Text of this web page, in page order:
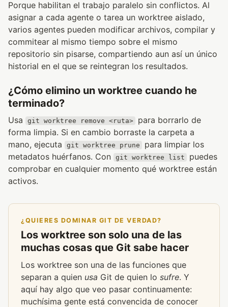
Porque habilitan el trabajo paralelo sin conflictos. Al
asignar a cada agente o tarea un worktree aislado,
varios agentes pueden modificar archivos, compilar y
commitear al mismo tiempo sobre el mismo
repositorio sin pisarse, compartiendo aun así un único
historial en el que se reintegran los resultados.
¿Cómo elimino un worktree cuando he
terminado?
Usa git worktree remove <ruta>
para borrarlo de
forma limpia. Si en cambio borraste la carpeta a
mano, ejecuta
git worktree prune
para limpiar los
metadatos huérfanos. Con git worktree list
puedes
comprobar en cualquier momento qué worktree están
activos.
¿QUIERES DOMINAR GIT DE VERDAD?
Los worktree son solo una de las
muchas cosas que Git sabe hacer
Los worktree son una de las funciones que
separan a quien usa Git de quien lo sufre. Y
aquí hay algo que veo pasar continuamente:
muchísima gente está convencida de conocer